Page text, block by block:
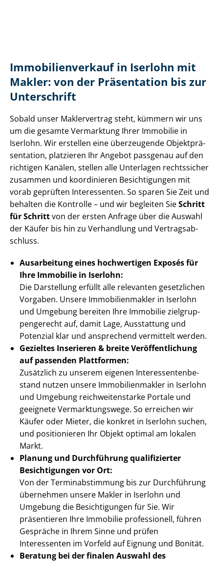
Im­mo­bi­li­en­ver­kauf in Iserlohn mit
Makler: von der Präsentation bis zur
Unterschrift
Sobald unser Maklervertrag steht, kümmern wir uns
um die gesamte Vermarktung Ihrer Immobilie in
Iserlohn. Wir erstellen eine überzeugende Ob­jekt­prä­
sen­ta­ti­on, platzieren Ihr Angebot passgenau auf den
richtigen Kanälen, stellen alle Unterlagen rechtssicher
zusammen und koordinieren Besichtigungen mit
vorab geprüften Interessenten. So sparen Sie Zeit und
behalten die Kontrolle – und wir begleiten SieSchritt
für Schrittvon der ersten Anfrage über die Auswahl
der Käufer bis hin zu Verhandlung und Ver­trags­ab­
schluss.
Ausarbeitung eines hochwertigen Exposés für
Ihre Immobilie in Iserlohn:
Die Darstellung erfüllt alle relevanten gesetzlichen
Vorgaben. Unsere Im­mo­bi­li­en­mak­ler in Iserlohn
und Umgebung bereiten Ihre Immobilie ziel­grup­
pen­ge­recht auf, damit Lage, Ausstattung und
Potenzial klar und ansprechend vermittelt werden.
Gezieltes Inserieren & breite Ver­öf­fent­li­chung
auf passenden Plattformen:
Zusätzlich zu unserem eigenen In­ter­es­sen­ten­be­
stand nutzen unsere Im­mo­bi­li­en­mak­ler in Iserlohn
und Umgebung reich­wei­ten­star­ke Portale und
geeignete Ver­mark­tungs­we­ge. So erreichen wir
Käufer oder Mieter, die konkret in Iserlohn suchen,
und positionieren Ihr Objekt optimal am lokalen
Markt.
Planung und Durchführung qualifizierter
Besichtigungen vor Ort:
Von der Ter­min­ab­stim­mung bis zur Durchführung
übernehmen unsere Makler in Iserlohn und
Umgebung die Besichtigungen für Sie. Wir
präsentieren Ihre Immobilie professionell, führen
Gespräche in Ihrem Sinne und prüfen
Interessenten im Vorfeld auf Eignung und Bonität.
Beratung bei der finalen Auswahl des